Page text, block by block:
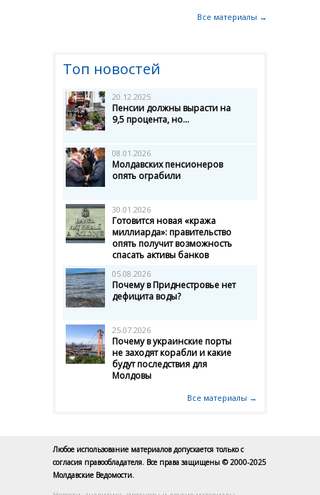
Все материалы →
Топ новостей
20.12.2025
Пенсии должны вырасти на
9,5 процента, но...
08.01.2026
Молдавских пенсионеров
опять ограбили
30.01.2026
Готовится новая «кража
миллиарда»: правительство
опять получит возможность
спасать активы банков
05.08.2026
Почему в Приднестровье нет
дефицита воды?
25.07.2026
Почему в украинские порты
не заходят корабли и какие
будут последствия для
Молдовы
Все материалы →
Любое использование материалов допускается только с
согласия правообладателя. Все права защищены © 2000-2025
Молдавские Ведомости.